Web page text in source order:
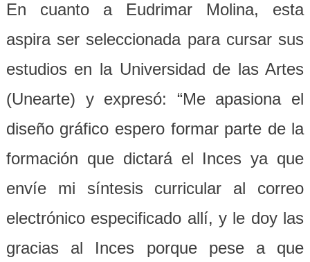
En cuanto a Eudrimar Molina, esta
aspira ser seleccionada para cursar sus
estudios en la Universidad de las Artes
(Unearte) y expresó: “Me apasiona el
diseño gráfico espero formar parte de la
formación que dictará el Inces ya que
envíe mi síntesis curricular al correo
electrónico especificado allí, y le doy las
gracias al Inces porque pese a que